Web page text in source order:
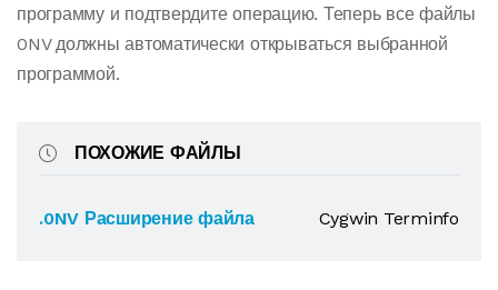
программу и подтвердите операцию. Теперь все файлы
0NV должны автоматически открываться выбранной
программой.
ПОХОЖИЕ ФАЙЛЫ
.0NV Расширение файла Cygwin Terminfo